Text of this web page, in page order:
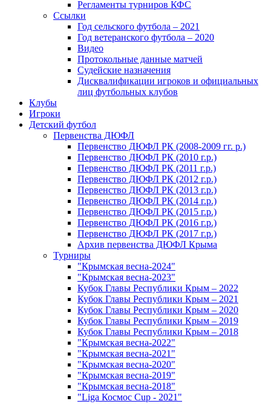
Регламенты турниров КФС
Ссылки
Год сельского футбола – 2021
Год ветеранского футбола – 2020
Видео
Протокольные данные матчей
Судейские назначения
Дисквалификации игроков и официальных
лиц футбольных клубов
Клубы
Игроки
Детский футбол
Первенства ДЮФЛ
Первенство ДЮФЛ РК (2008-2009 гг. р.)
Первенство ДЮФЛ РК (2010 г.р.)
Первенство ДЮФЛ РК (2011 г.р.)
Первенство ДЮФЛ РК (2012 г.р.)
Первенство ДЮФЛ РК (2013 г.р.)
Первенство ДЮФЛ РК (2014 г.р.)
Первенство ДЮФЛ РК (2015 г.р.)
Первенство ДЮФЛ РК (2016 г.р.)
Первенство ДЮФЛ РК (2017 г.р.)
Архив первенства ДЮФЛ Крыма
Турниры
"Крымская весна-2024"
"Крымская весна-2023"
Кубок Главы Республики Крым – 2022
Кубок Главы Республики Крым – 2021
Кубок Главы Республики Крым – 2020
Кубок Главы Республики Крым – 2019
Кубок Главы Республики Крым – 2018
"Крымская весна-2022"
"Крымская весна-2021"
"Крымская весна-2020"
"Крымская весна-2019"
"Крымская весна-2018"
"Liga Космос Cup - 2021"